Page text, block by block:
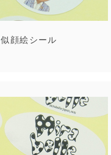
似顔絵シール